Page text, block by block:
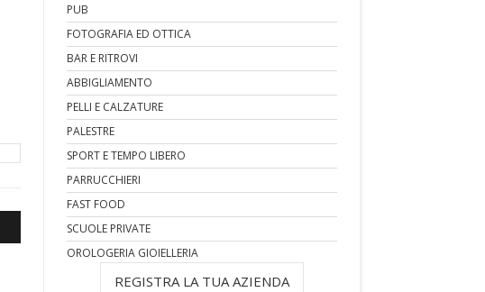
PUB
FOTOGRAFIA ED OTTICA
BAR E RITROVI
ABBIGLIAMENTO
PELLI E CALZATURE
PALESTRE
SPORT E TEMPO LIBERO
PARRUCCHIERI
FAST FOOD
SCUOLE PRIVATE
OROLOGERIA GIOIELLERIA
REGISTRA LA TUA AZIENDA